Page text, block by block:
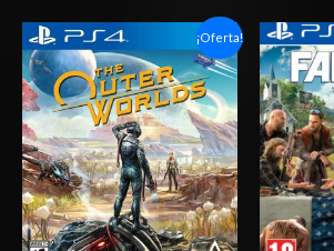
¡Oferta!
Rango
de
precios:
desde
$10.03
hasta
$15.03